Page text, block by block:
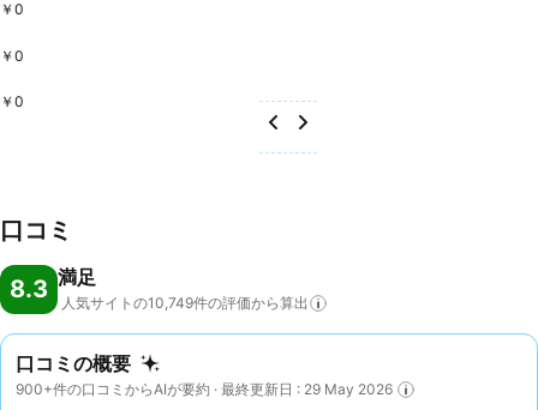
￥0
￥0
￥0
口コミ
8.3 満足
人気サイトの10,749件の評価から算出
口コミの概要
900+件の口コミからAIが要約 · 最終更新日 : 29 May 2026